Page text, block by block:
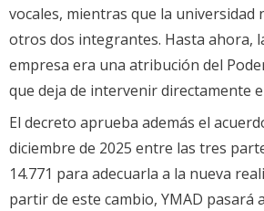
vocales, mientras que la universidad
otros dos integrantes. Hasta ahora,
empresa era una atribución del
que deja de intervenir directamente
El decreto aprueba además el
diciembre de 2025 entre las tres
14.771 para adecuarla a la nueva
partir de este cambio, YMAD pasará